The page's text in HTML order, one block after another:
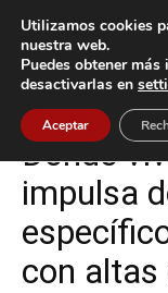
Inicio Nigrán
Nigrán
Donde
impulsa
con altas
Utilizamos cookies
nuestra web.
Puedes obtener
desactivarlas en
Aceptar